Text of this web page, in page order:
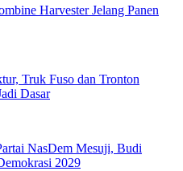
Harvester Jelang Panen
Truk Fuso dan Tronton
Dasar
NasDem Mesuji, Budi
2029